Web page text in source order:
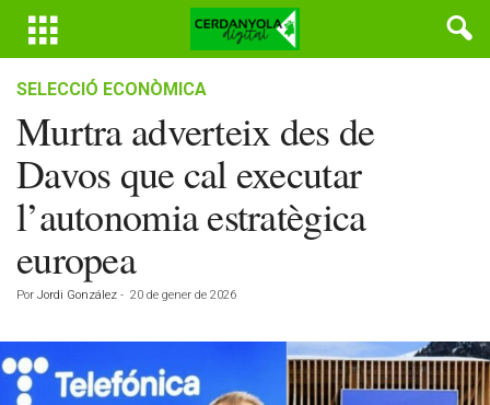
SELECCIÓ ECONÒMICA
Murtra adverteix des de
Davos que cal executar
l’autonomia estratègica
europea
Por Jordi González - 20 de gener de 2026